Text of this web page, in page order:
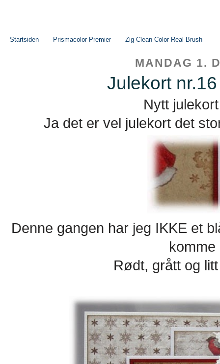
Startsiden Prismacolor Premier Zig Clean Color Real Brush
MANDAG 1.
Julekort
Nytt
Ja det er vel julekort det
Denne gangen har jeg IKKE et
Rødt, grått og